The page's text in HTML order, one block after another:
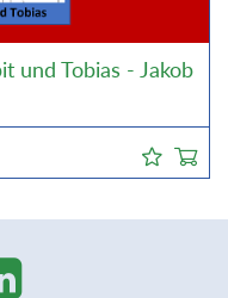
und Tobias - Jakob